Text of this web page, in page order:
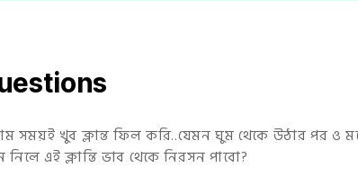
সময়ই খুব ক্লান্ত ফিল করি..যেমন ঘুম থেকে উঠার পর ও
নিলে এই ক্লান্তি ভাব থেকে নিরসন পাবো?